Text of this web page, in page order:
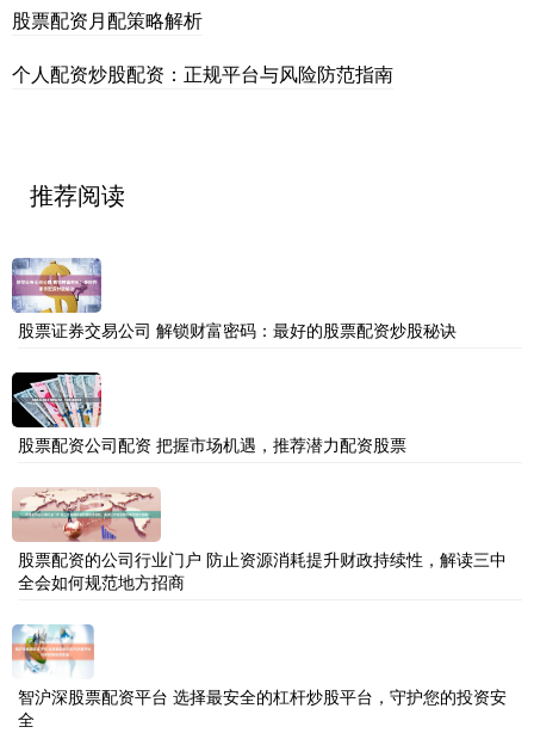
股票配资月配策略解析
个人配资炒股配资：正规平台与风险防范指南
推荐阅读
股票证券交易公司 解锁财富密码：最好的股票配资炒股秘诀
股票配资公司配资 把握市场机遇，推荐潜力配资股票
股票配资的公司行业门户 防止资源消耗提升财政持续性，解读三中
全会如何规范地方招商
智沪深股票配资平台 选择最安全的杠杆炒股平台，守护您的投资安
全